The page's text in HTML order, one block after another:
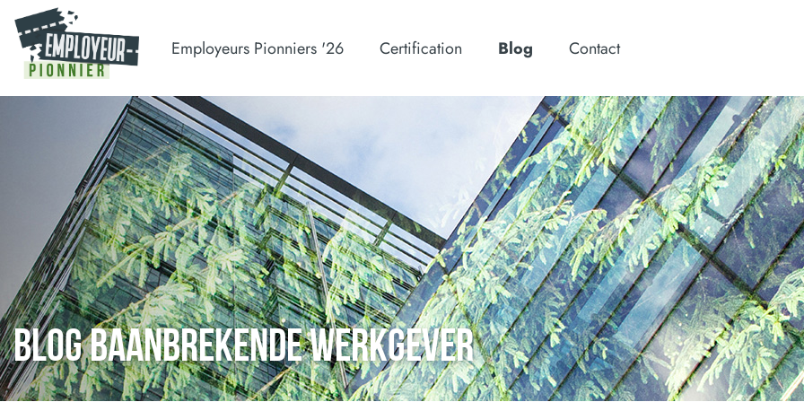
Employeurs Pionniers '26 Certification Blog Contact
BLOG BAANBREKENDE WERKGEVER